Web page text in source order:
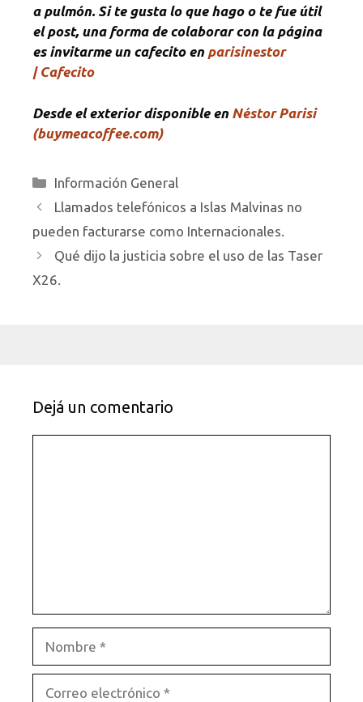
a pulmón. Si te gusta lo que hago o te fue útil
el post, una forma de colaborar con la página
es invitarme un cafecito en parisinestor
| Cafecito
Desde el exterior disponible en Néstor Parisi
(buymeacoffee.com)
Categorías
Información General
Llamados telefónicos a Islas Malvinas no
pueden facturarse como Internacionales.
Qué dijo la justicia sobre el uso de las Taser
X26.
Dejá un comentario